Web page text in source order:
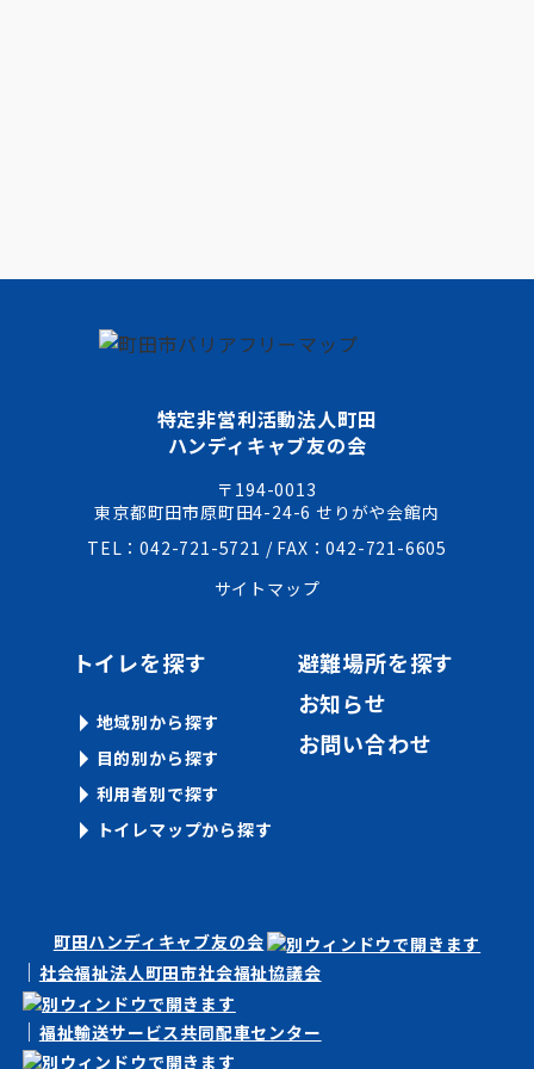
特定非営利活動法人町田
ハンディキャブ友の会
〒194-0013
東京都町田市原町田4-24-6 せりがや会館内
TEL：042-721-5721 / FAX：042-721-6605
サイトマップ
トイレを探す
地域別から探す
目的別から探す
利用者別で探す
トイレマップから探す
避難場所を探す
お知らせ
お問い合わせ
町田ハンディキャブ友の会
社会福祉法人町田市社会福祉協議会
福祉輸送サービス共同配車センター